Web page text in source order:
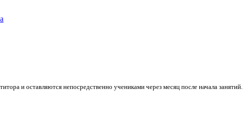
и оставляются непосредственно учениками через месяц после начала занятий.